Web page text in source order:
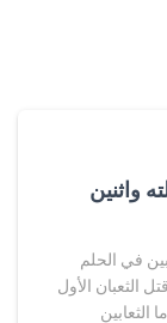
واثنين
في الحلم
الثعبان الأول
الثعابين